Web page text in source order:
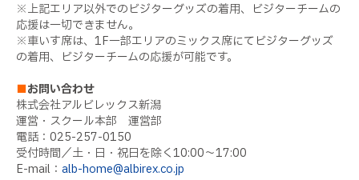
※上記エリア以外でのビジターグッズの着用、ビジターチームの
応援は一切できません。
※車いす席は、1F一部エリアのミックス席にてビジターグッズ
の着用、ビジターチームの応援が可能です。
■お問い合わせ
株式会社アルビレックス新潟
運営・スクール本部 運営部
電話：025-257-0150
受付時間／土・日・祝日を除く10:00～17:00
E-mail： alb-home@albirex.co.jp